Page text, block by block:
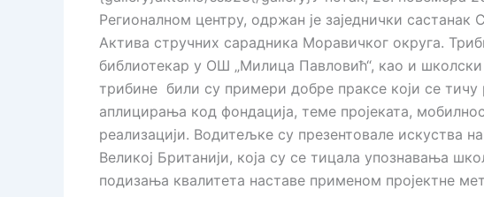
Регионалном центру, одржан је заједнички
Актива стручних сарадника Моравичког округа.
библиотекар у ОШ „Милица Павловић“, као и
трибине били су примери добре праксе који се тичу
аплицирања код фондација, теме пројеката,
реализацији. Водитељке су презентовале искуства
Великој Британији, која су се тицала упознавања
подизања квалитета наставе применом пројектне